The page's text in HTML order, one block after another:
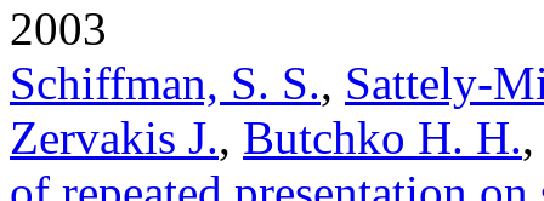
2003
Schiffman, S. S., Sattely-
Zervakis J., Butchko H. H.